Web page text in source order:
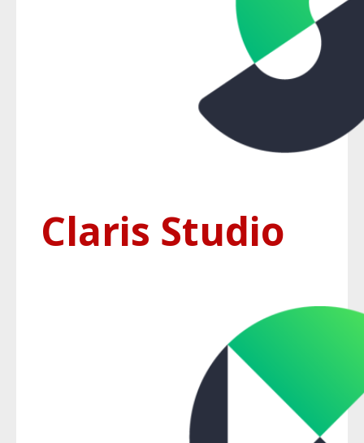
Claris Studio